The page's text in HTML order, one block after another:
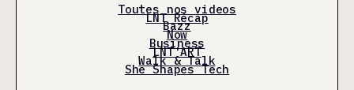
Toutes nos videos
LNT Récap
Bazz
Now
Business
LNT'ART
Walk & Talk
She Shapes Tech